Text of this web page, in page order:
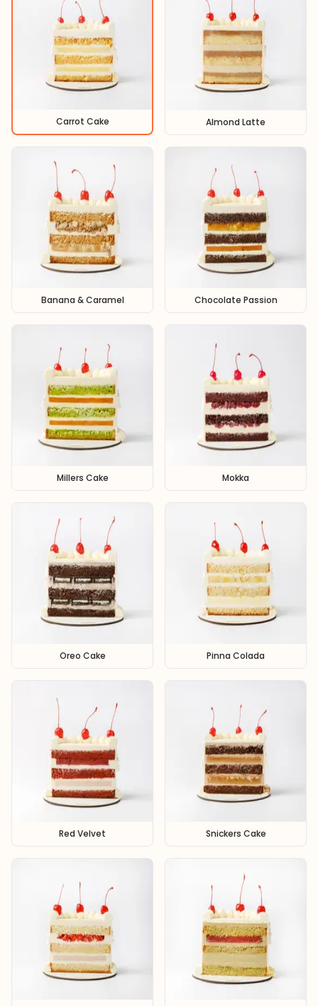
Carrot Cake Almond Latte
Banana & Caramel Chocolate Passion
Millers Cake Mokka
Oreo Cake Pinna Colada
Red Velvet Snickers Cake